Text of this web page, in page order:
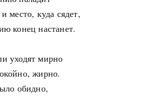
место, куда сядет,
конец настанет.
уходят мирно
жирно.
обидно,